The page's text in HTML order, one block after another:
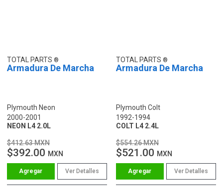
TOTAL PARTS
Armadura De Marcha
Plymouth Neon
2000-2001
NEON L4 2.0L
$412.63 MXN
$392.00 MXN
Ver Detalles
TOTAL PARTS
Armadura De Marcha
Plymouth Colt
1992-1994
COLT L4 2.4L
$554.26 MXN
$521.00 MXN
Ver Detalles